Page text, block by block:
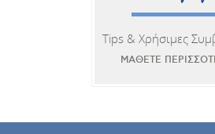
Tips & Χρήσιμες
ΜΑΘΕΤΕ